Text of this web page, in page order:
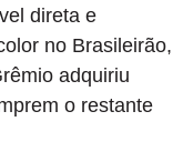
direta e
no Brasileirão,
adquiriu
o restante